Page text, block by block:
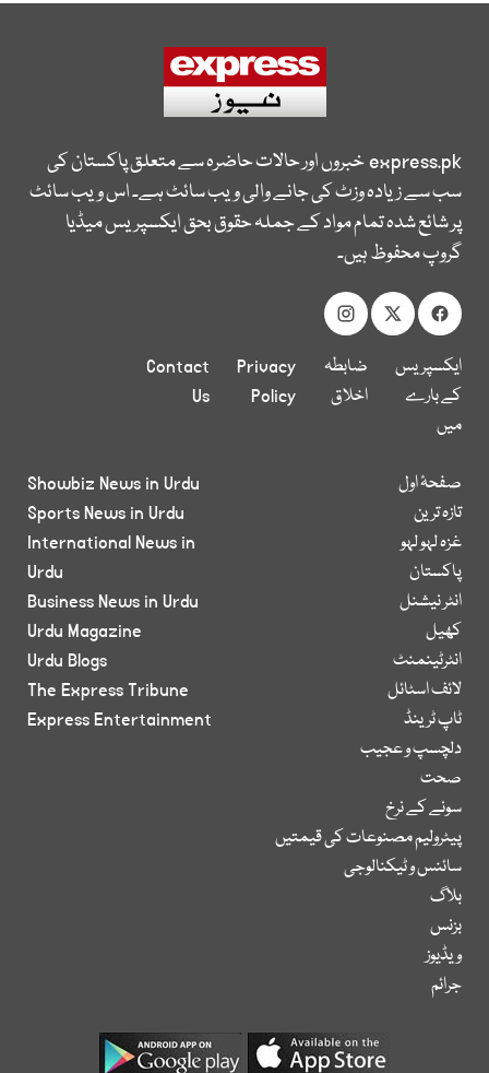
express.pkخبروں اور حالات حاضرہ سے متعلق پاکستان کی
سب سے زیادہ وزٹ کی جانے والی ویب سائٹ ہے۔ اس ویب سائٹ
پر شائع شدہ تمام مواد کے جملہ حقوق بحق ایکسپریس میڈیا
گروپ محفوظ ہیں۔
ایکسپریس
کے بارے
میں
ضابطہ
اخلاق
Privacy
Policy
Contact
Us
صفحۂ اول
تازہ ترین
غزہ لہو لہو
پاکستان
انٹر نیشنل
کھیل
انٹرٹینمنٹ
لائف اسٹائل
ٹاپ ٹرینڈ
دلچسپ و عجیب
صحت
سونے کے نرخ
پیٹرولیم مصنوعات کی قیمتیں
سائنس و ٹیکنالوجی
بلاگ
بزنس
ویڈیوز
جرائم
Showbiz News in Urdu
Sports News in Urdu
International News in
Urdu
Business News in Urdu
Urdu Magazine
Urdu Blogs
The Express Tribune
Express Entertainment